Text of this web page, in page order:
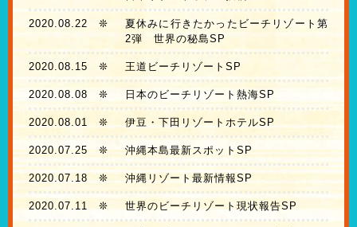
2020.08.22 ❊
夏休みに行きたかったビーチリゾート第
2弾 世界の秘島SP
2020.08.15 ❊ 王道ビーチリゾートSP
2020.08.08 ❊ 日本のビーチリゾート熱海SP
2020.08.01 ❊ 伊豆・下田リゾートホテルSP
2020.07.25❊ 沖縄本島最新スポットSP
2020.07.18❊ 沖縄リゾート最新情報SP
2020.07.11 ❊ 世界のビーチリゾート現状報告SP